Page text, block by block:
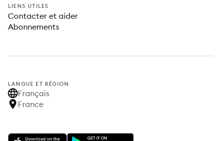
LIENS UTILES
Contacter et aider
Abonnements
LANGUE ET RÉGION
Français
France